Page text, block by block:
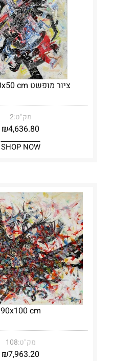
ציור מופשט 60x50 cm ייחודי
מק"ט:2
₪4,636.80
SHOP NOW
90x100 cm
מק"ט:108
₪7,963.20